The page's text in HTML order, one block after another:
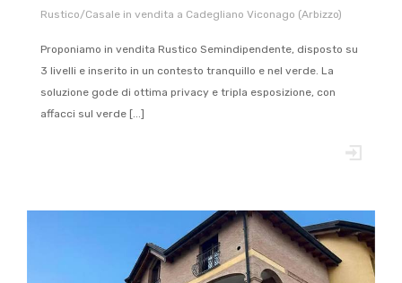
Rustico/Casale in vendita a Cadegliano Viconago (Arbizzo)
Proponiamo in vendita Rustico Semindipendente, disposto su
3 livelli e inserito in un contesto tranquillo e nel verde. La
soluzione gode di ottima privacy e tripla esposizione, con
affacci sul verde [...]